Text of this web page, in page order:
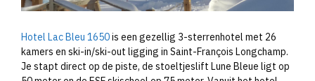
Hotel Lac Bleu 1650is een gezellig 3-sterrenhotel met 26
kamers en ski-in/ski-out ligging in Saint-François Longchamp.
Je stapt direct op de piste, de stoeltjeslift Lune Bleue ligt op